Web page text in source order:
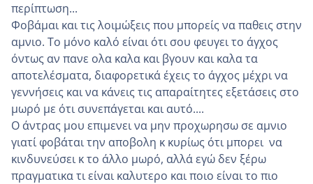
περίπτωση...
Φοβάμαι και τις λοιμώξεις που μπορείς να παθεις στην
αμνιο. Το μόνο καλό είναι ότι σου φευγει το άγχος
όντως αν πανε ολα καλα και βγουν και καλα τα
αποτελέσματα, διαφορετικά έχεις το άγχος μέχρι να
γεννήσεις και να κάνεις τις απαραίτητες εξετάσεις στο
μωρό με ότι συνεπάγεται και αυτό....
Ο άντρας μου επιμενει να μην προχωρησω σε αμνιο
γιατί φοβάται την αποβολη κ κυρίως ότι μπορει να
κινδυνεύσει κ το άλλο μωρό, αλλά εγώ δεν ξέρω
πραγματικα τι είναι καλυτερο και ποιο είναι το πιο